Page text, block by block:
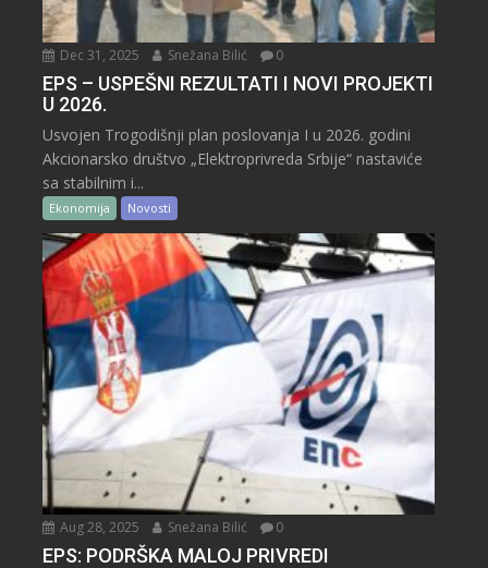
Dec 31, 2025 Snežana Bilić 0
EPS – USPEŠNI REZULTATI I NOVI PROJEKTI
U 2026.
Usvojen Trogodišnji plan poslovanja I u 2026. godini
Akcionarsko društvo „Elektroprivreda Srbije“ nastaviće
sa stabilnim i...
Ekonomija Novosti
Aug 28, 2025 Snežana Bilić 0
EPS: PODRŠKA MALOJ PRIVREDI